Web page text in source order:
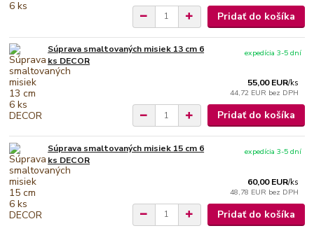
Pridať do košíka
Súprava smaltovaných misiek 13 cm 6
ks DECOR
55,00 EUR/ks
44,72 EUR bez DPH
expedícia 3-5 dní
Pridať do košíka
Súprava smaltovaných misiek 15 cm 6
ks DECOR
60,00 EUR/ks
48,78 EUR bez DPH
expedícia 3-5 dní
Pridať do košíka